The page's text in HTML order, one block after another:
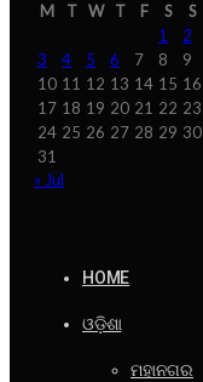
M T W T F S
S
1
2
3
4 5 6 7 8
9
10 11 12 13 14 15 16
17 18 19 20 21 22 23
24 25 26 27 28 29 30
31
« Jul
HOME
ଓଡ଼ିଶା
ମହାନଗର